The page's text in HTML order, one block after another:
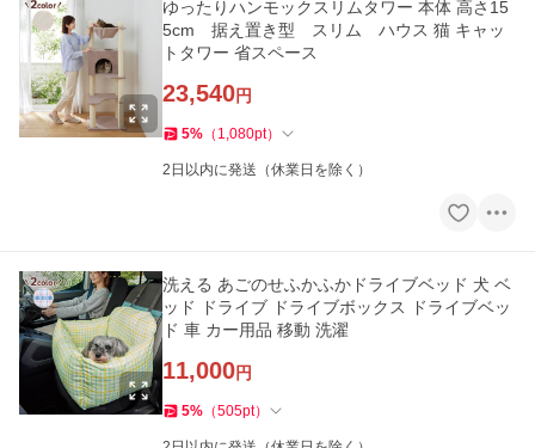
ゆったりハンモックスリムタワー 本体 高さ15
5cm 据え置き型 スリム ハウス 猫 キャッ
トタワー 省スペース
23,540円
5% （ 1,080pt）
2日以内に発送（休業日を除く）
洗える あごのせふかふかドライブベッド 犬 ベ
ッド ドライブ ドライブボックス ドライブベッ
ド 車 カー用品 移動 洗濯
11,000円
5% （505pt）